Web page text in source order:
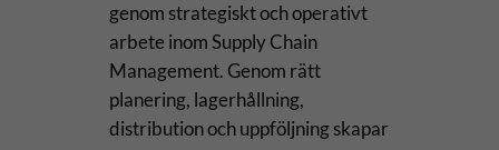
genom strategiskt och operativt
arbete inom Supply Chain
Management. Genom rätt
planering, lagerhållning,
distribution och uppföljning skapar